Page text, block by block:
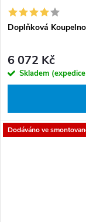
Doplňková
6 072 Kč
Skladem
Dodáváno ve